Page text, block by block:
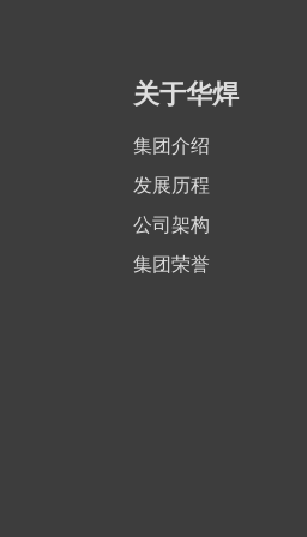
关于华焊
集团介绍
发展历程
公司架构
集团荣誉